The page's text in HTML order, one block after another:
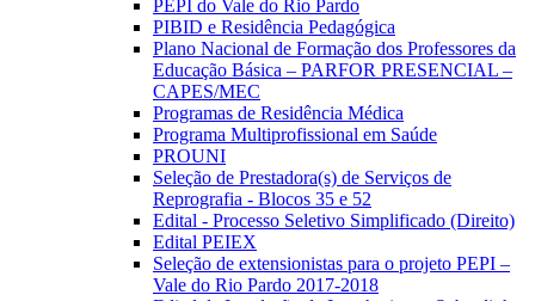
PEPI do Vale do Rio Pardo
PIBID e Residência Pedagógica
Plano Nacional de Formação dos Professores da
Educação Básica – PARFOR PRESENCIAL –
CAPES/MEC
Programas de Residência Médica
Programa Multiprofissional em Saúde
PROUNI
Seleção de Prestadora(s) de Serviços de
Reprografia - Blocos 35 e 52
Edital - Processo Seletivo Simplificado (Direito)
Edital PEIEX
Seleção de extensionistas para o projeto PEPI –
Vale do Rio Pardo 2017-2018